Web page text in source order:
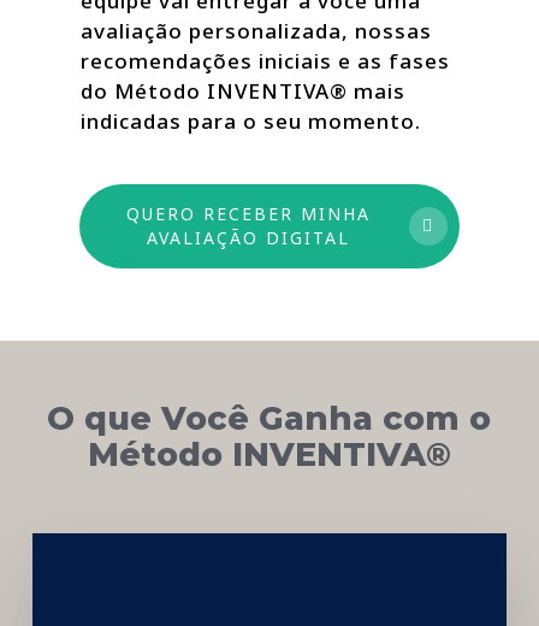
avaliação personalizada, nossas
recomendações iniciais e as fases
do Método INVENTIVA® mais
indicadas para o seu momento.
QUERO RECEBER MINHA
AVALIAÇÃO DIGITAL
O que Você Ganha com o
Método INVENTIVA®